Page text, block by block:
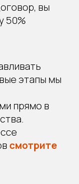
вы
50%
этапы мы
прямо в
смотрите